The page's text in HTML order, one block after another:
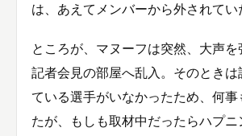
は、あえてメンバーから外されてい
ところが、マヌーフは突然、大声を
記者会見の部屋へ乱入。そのとき
ている選手がいなかったため、何事
たが、もしも取材中だったらハプ